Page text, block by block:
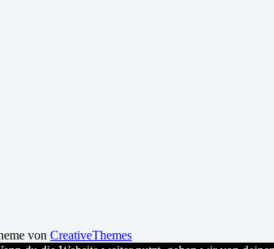
von CreativeThemes